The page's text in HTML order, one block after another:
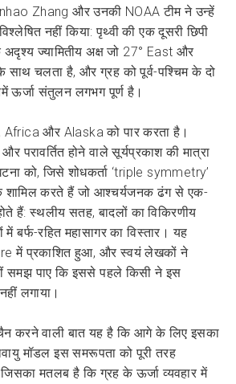
Zhang और उनकी NOAA टीम ने उन्हें
नहीं किया: पृथ्वी की एक दूसरी छिपी
ज्यामितीय अक्ष जो 27° East और
साथ चलता है, और ग्रह को पूर्व-पश्चिम के दो
ऊर्जा संतुलन लगभग पूर्ण है।
Africa और Alaska को पार करता है।
परावर्तित होने वाले सूर्यप्रकाश की मात्रा
को, जिसे शोधकर्ता ‘triple symmetry’
शामिल करते हैं जो आश्चर्यजनक ढंग से एक-
हैं: स्थलीय सतह, बादलों का विकिरणीय
में बर्फ-रहित महासागर का विस्तार। यह
में प्रकाशित हुआ, और स्वयं लेखकों ने
समझ पाए कि इससे पहले किसी ने इस
लगाया।
करने वाली बात यह है कि आगे के लिए इसका
मॉडल इस समरूपता को पूरी तरह
मतलब है कि ग्रह के ऊर्जा व्यवहार में